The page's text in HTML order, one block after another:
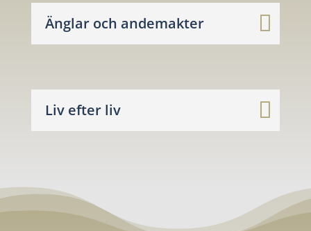
Änglar och andemakter
Liv efter liv